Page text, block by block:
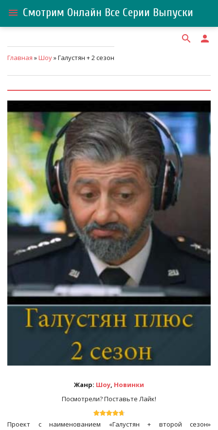
menu Смотрим Онлайн Все Серии Выпуски
search person
Главная »Шоу» Галустян + 2 сезон
Жанр: Шоу, Новинки
Посмотрели? Поставьте Лайк!
Проект с наименованием «Галустян + второй сезон»